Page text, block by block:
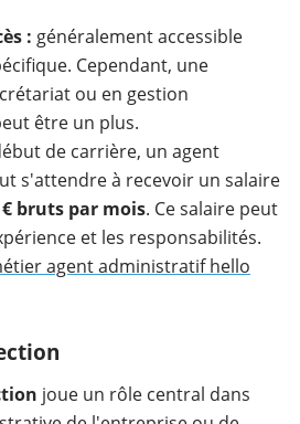
: généralement accessible
Cependant, une
ou en gestion
être un plus.
de carrière, un agent
s'attendre à recevoir un salaire
€ bruts par mois. Ce salaire peut
et les responsabilités.
agent administratif hello
joue un rôle central dans